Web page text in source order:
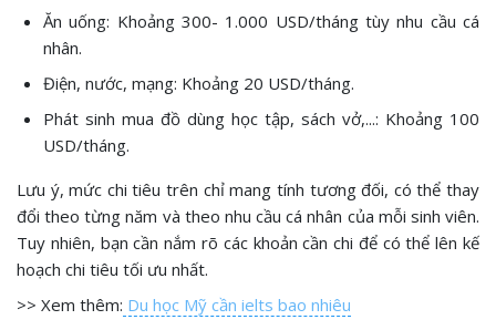
Ăn uống: Khoảng 300- 1.000 USD/tháng tùy nhu cầu cá
nhân.
Điện, nước, mạng: Khoảng 20 USD/tháng.
Phát sinh mua đồ dùng học tập, sách vở,...: Khoảng 100
USD/tháng.
Lưu ý, mức chi tiêu trên chỉ mang tính tương đối, có thể thay
đổi theo từng năm và theo nhu cầu cá nhân của mỗi sinh viên.
Tuy nhiên, bạn cần nắm rõ các khoản cần chi để có thể lên kế
hoạch chi tiêu tối ưu nhất.
>> Xem thêm: Du học Mỹ cần ielts bao nhiêu